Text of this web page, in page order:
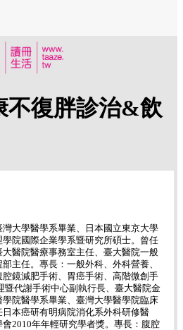
不復胖診治&飲
大學醫學系畢業、日本國立東京大學
院國際企業學系暨研究所碩士。曾任
醫院醫療事務室主任、臺大醫院一般
主任。專長：一般外科、外科營養、
鏡減肥手術、胃癌手術、高階微創手
暨代謝手術中心副執行長、臺大醫院金
院醫學系畢業、臺灣大學醫學院臨床
本癌研有明病院消化系外科研修醫
2010年年輕研究學者獎。專長：腹腔